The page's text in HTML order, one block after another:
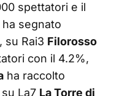
spettatori e il
ha segnato
su Rai3 Filorosso
con il 4.2%,
ha raccolto
La7 La Torre di